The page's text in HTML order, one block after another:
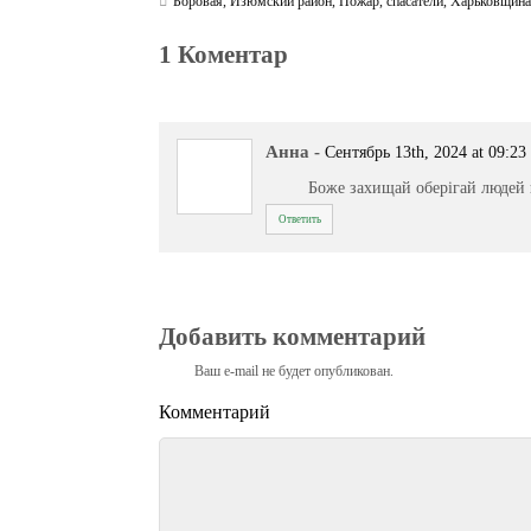
1 Коментар
Анна - Сентябрь 13th, 2024 at 09:23
Боже захищай оберігай людей
Ответить
Добавить комментарий
Ваш e-mail не будет опубликован.
Комментарий